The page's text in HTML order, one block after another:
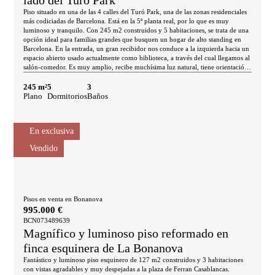
Piso situado en una de las 4 calles del Turó Park, una de las zonas residenciales
más codiciadas de Barcelona. Está en la 5ª planta real, por lo que es muy
luminoso y tranquilo. Con 245 m2 construidos y 5 habitaciones, se trata de una
opción ideal para familias grandes que busquen un hogar de alto standing en
Barcelona. En la entrada, un gran recibidor nos conduce a la izquierda hacia un
espacio abierto usado actualmente como biblioteca, a través del cual llegamos al
salón-comedor. Es muy amplio, recibe muchísima luz natural, tiene orientación
con electrodomésticos, que tiene espacio para una mesa. Tiene anexa la zona de
aguas y un gran espacio de almacenaje y despensa. Por último, encontramos un
despacho y, a continuación, la zona de noche. Está compuesta por el dormitorio
principal en suite con cuarto de baño y zona de vestidor, 3 habitaciones dobles
(una de ellas exterior al patio de manzana con orientación noroeste) y un cuarto
de baño independiente. En el cuarto de baño principal hay una sauna. El piso
está equipado con suelos de parquet, aire acondicionado frío/calor (por
internacionales y escuelas de negocios. Además, está muy bien conectado con el
contactar con Bcn Advisors para solicitar una visita a este piso. ¿Planeas invertir
en pisos en venta en Turó Park? Descubre nuestras propiedades exclusivas y
encuentra tu próxima inversión inmobiliaria.
245 m²
Plano
5
Dormitorios
3
Baños
En exclusiva
Vendido
Pisos en venta en Bonanova
995.000 €
BCN073489639
Magnífico y luminoso piso reformado en
finca esquinera de La Bonanova
Fantástico y luminoso piso esquinero de 127 m2 construidos y 3 habitaciones
con vistas agradables y muy despejadas a la plaza de Ferran Casablancas.